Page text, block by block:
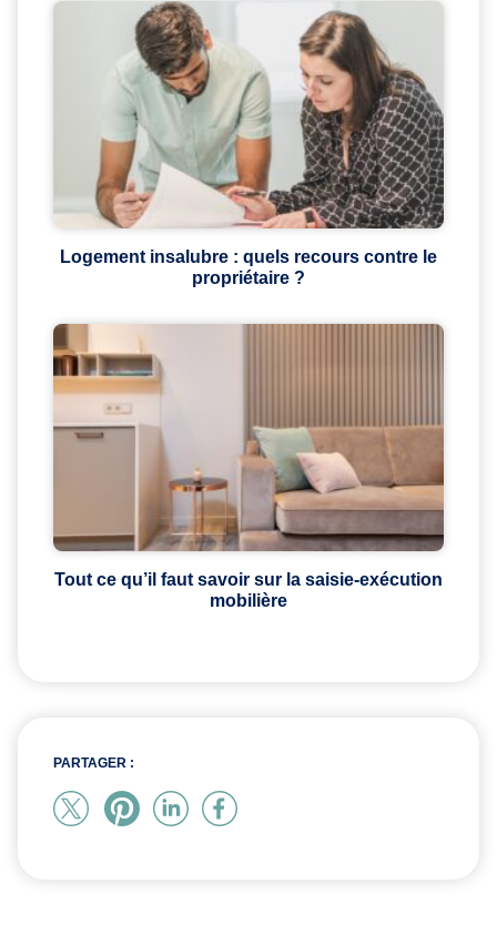
Logement insalubre : quels recours contre le
propriétaire ?
Tout ce qu’il faut savoir sur la saisie-exécution
mobilière
PARTAGER :